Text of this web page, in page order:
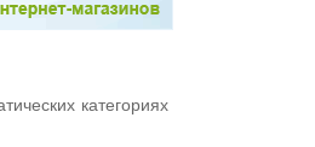
категориях